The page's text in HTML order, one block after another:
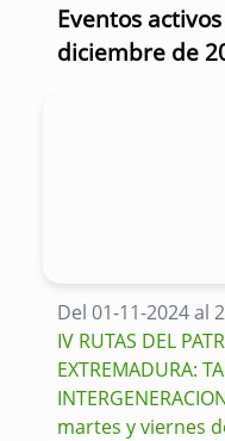
Eventos
diciembre de
Del 01-11-2024 al
IV RUTAS DEL
EXTREMADURA:
martes y viernes